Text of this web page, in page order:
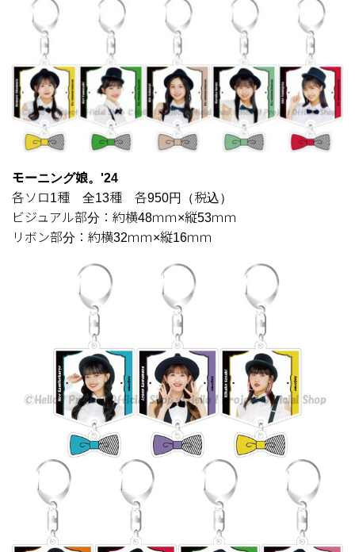
モーニング娘。'24
各ソロ1種 全13種 各950円（税込）
ビジュアル部分：約横48ｍｍ×縦53ｍｍ
リボン部分：約横32ｍｍ×縦16ｍｍ